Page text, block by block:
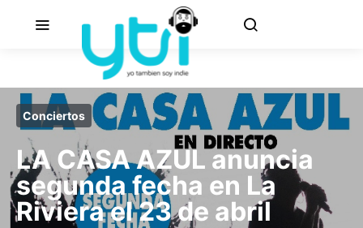
Conciertos
LA CASA AZUL anuncia
segunda fecha en La
Riviera el 23 de abril